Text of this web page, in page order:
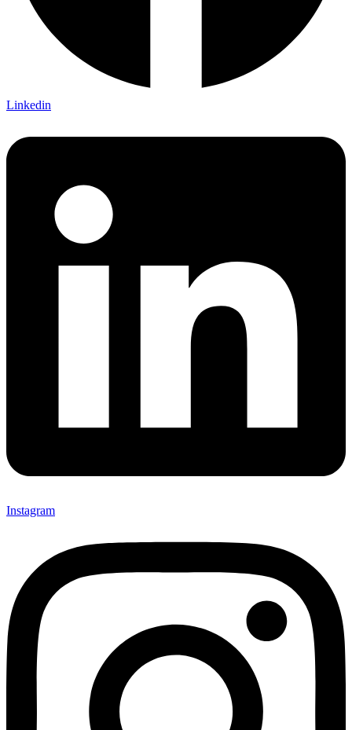
Linkedin
Instagram